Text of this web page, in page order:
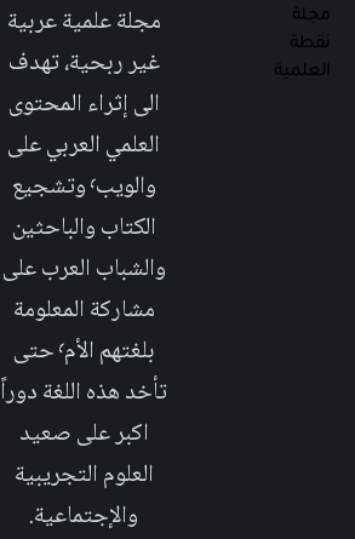
مجلة علمية عربية
غير ربحية، تهدف
الى إثراء المحتوى
العلمي العربي على
والويب٬ وتشجيع
الكتاب والباحثين
والشباب العرب على
مشاركة المعلومة
بلغتهم الأم٬ حتى
تأخد هذه اللغة دوراً
اكبر على صعيد
العلوم التجريبية
والإجتماعية.